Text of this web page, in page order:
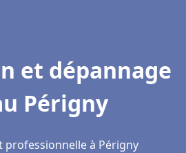
et dépannage
Périgny
à Périgny